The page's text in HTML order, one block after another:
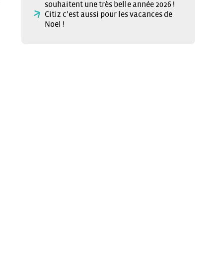
souhaitent une très belle année 2026 !
Citiz c’est aussi pour les vacances de
Noël !